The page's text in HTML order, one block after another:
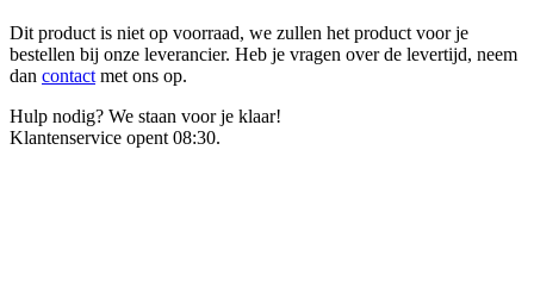
Dit product is niet op voorraad, we zullen het product voor je
bestellen bij onze leverancier. Heb je vragen over de levertijd, neem
dan contact met ons op.
Hulp nodig? We staan voor je klaar!
Klantenservice opent 08:30.